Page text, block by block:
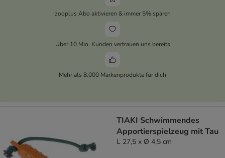
zooplus Abo aktivieren & immer 5% sparen
Über 10 Mio. Kunden vertrauen uns bereits
Mehr als 8.000 Markenprodukte für dich
TIAKI Schwimmendes
Apportierspielzeug mit Tau
L 27,5 x Ø 4,5 cm